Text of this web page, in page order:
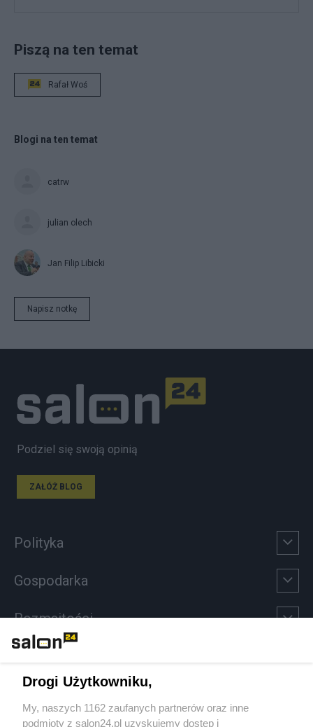
Piszą na ten temat
Rafał Woś
Blogi na ten temat
catrw
julian olech
Jan Filip Libicki
Napisz notkę
Podziel się swoją opinią
ZAŁÓŻ BLOG
Polityka
Gospodarka
Rozmaitości
Sport
Drogi Użytkowniku,
My, naszych 1162 zaufanych partnerów oraz inne
podmioty z salon24.pl uzyskujemy dostęp i